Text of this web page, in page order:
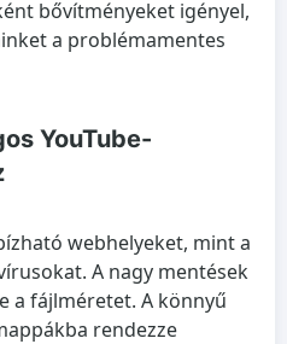
bővítményeket igényel,
a problémamentes
YouTube-
webhelyeket, mint a
A nagy mentések
a fájlméretet. A könnyű
rendezze